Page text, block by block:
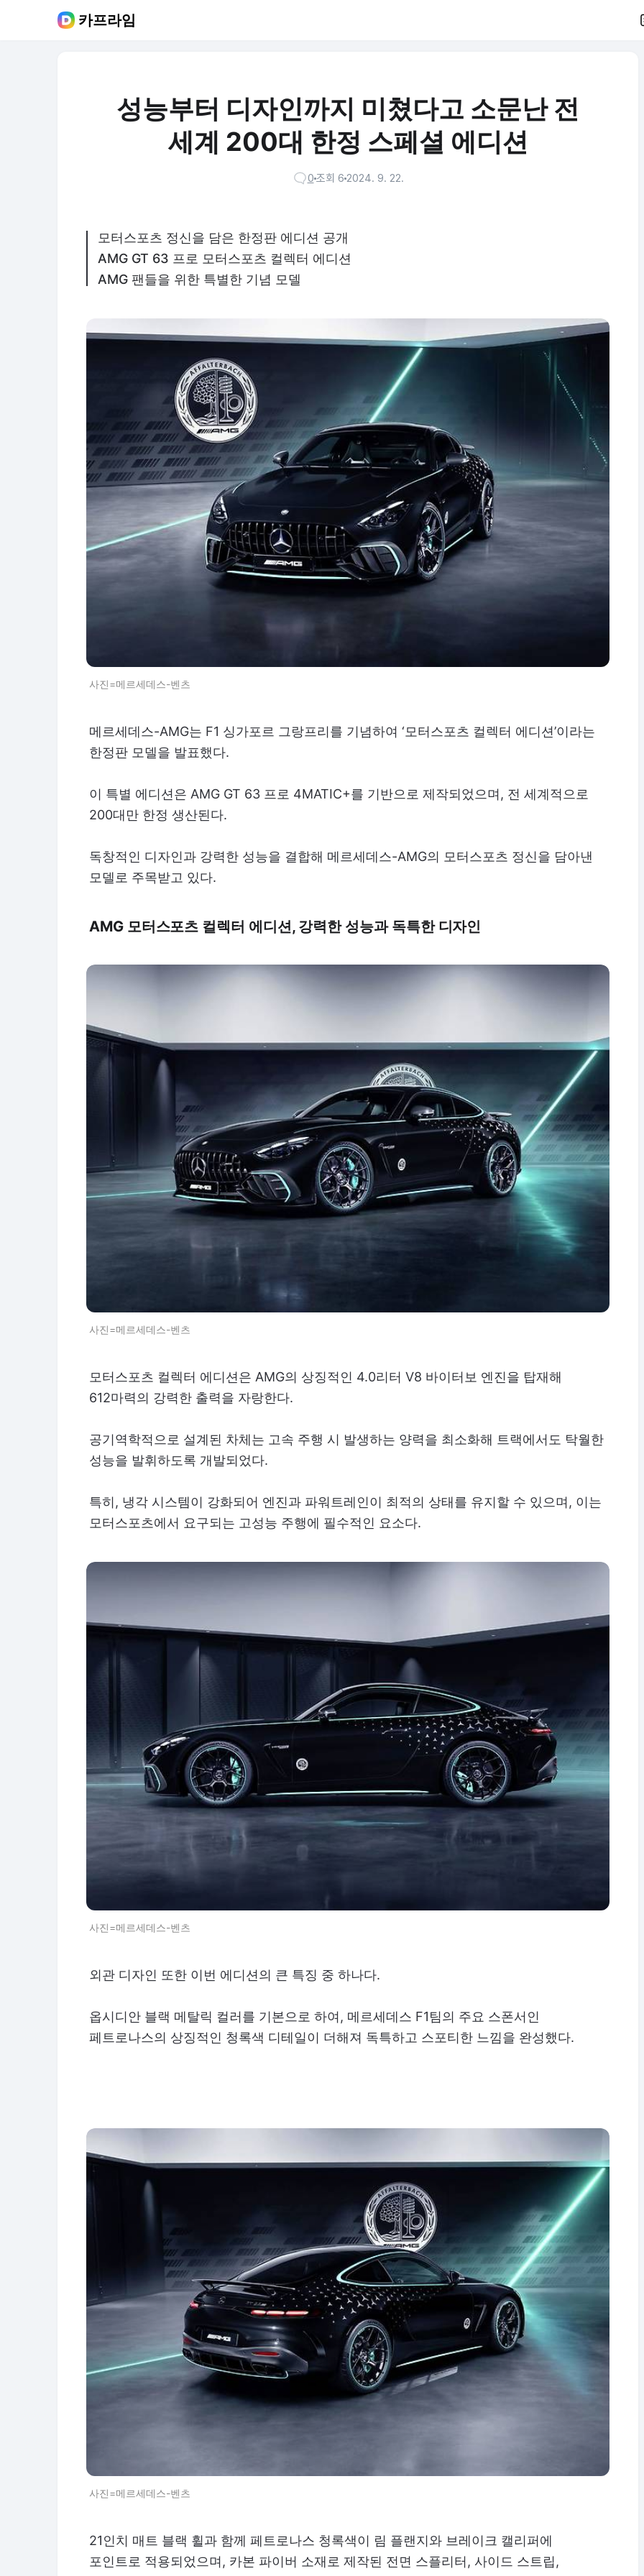
카프라임
성능부터 디자인까지 미쳤다고 소문난 전
세계 200대 한정 스페셜 에디션
0조회 62024. 9. 22.
모터스포츠 정신을 담은 한정판 에디션 공개
AMG GT 63 프로 모터스포츠 컬렉터 에디션
AMG 팬들을 위한 특별한 기념 모델
사진=메르세데스-벤츠
메르세데스-AMG는 F1 싱가포르 그랑프리를 기념하여 ‘모터스포츠 컬렉터 에디션’이라는
한정판 모델을 발표했다.
이 특별 에디션은 AMG GT 63 프로 4MATIC+를 기반으로 제작되었으며, 전 세계적으로
200대만 한정 생산된다.
독창적인 디자인과 강력한 성능을 결합해 메르세데스-AMG의 모터스포츠 정신을 담아낸
모델로 주목받고 있다.
AMG 모터스포츠 컬렉터 에디션, 강력한 성능과 독특한 디자인
사진=메르세데스-벤츠
모터스포츠 컬렉터 에디션은 AMG의 상징적인 4.0리터 V8 바이터보 엔진을 탑재해
612마력의 강력한 출력을 자랑한다.
공기역학적으로 설계된 차체는 고속 주행 시 발생하는 양력을 최소화해 트랙에서도 탁월한
성능을 발휘하도록 개발되었다.
특히, 냉각 시스템이 강화되어 엔진과 파워트레인이 최적의 상태를 유지할 수 있으며, 이는
모터스포츠에서 요구되는 고성능 주행에 필수적인 요소다.
사진=메르세데스-벤츠
외관 디자인 또한 이번 에디션의 큰 특징 중 하나다.
옵시디안 블랙 메탈릭 컬러를 기본으로 하여, 메르세데스 F1팀의 주요 스폰서인
페트로나스의 상징적인 청록색 디테일이 더해져 독특하고 스포티한 느낌을 완성했다.
사진=메르세데스-벤츠
21인치 매트 블랙 휠과 함께 페트로나스 청록색이 림 플랜지와 브레이크 캘리퍼에
포인트로 적용되었으며, 카본 파이버 소재로 제작된 전면 스플리터, 사이드 스트립,